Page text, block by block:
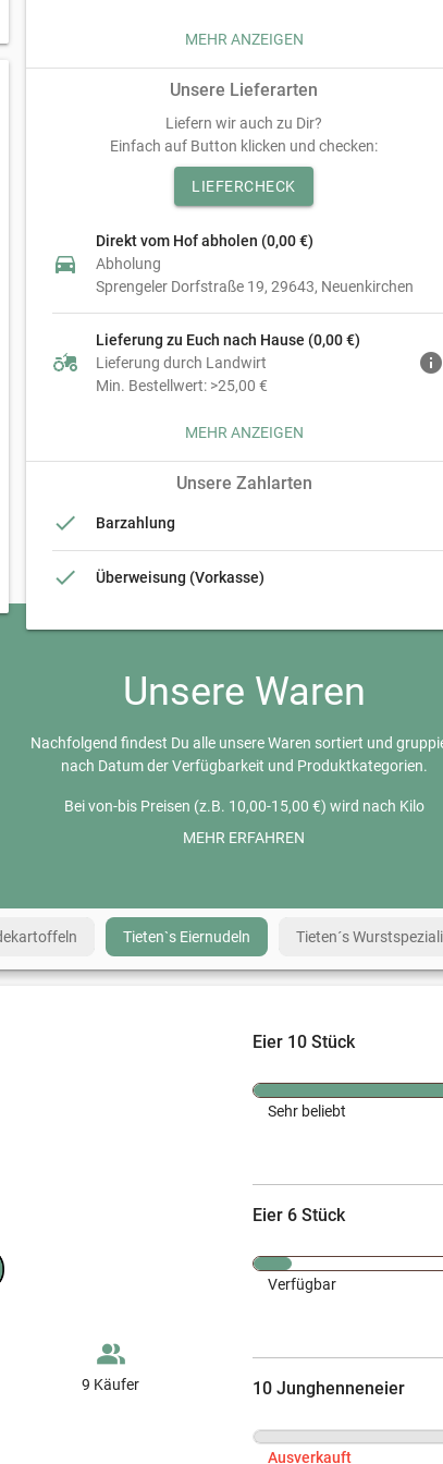
2. Wir beliefern euch bei einem Mindestbestellwert von
25€ in folgenden Postleitzahlen: 29643, 29640, 29614,
27374, 27386, 29649. Nach eurer Bestellung nehmen wir
Kontakt mit euch auf, um den Liefertermin abzustimmen.
3. Paketversand - Ab einen Bestellwert von 15€ bieten wir
euch die Möglichkeit unsere Produkte per Post zu
empfangen. Nach eurer Bestellung nehmen wir Kontakt
mit euch auf um die Bestellung und die Höhe der
MEHR ANZEIGEN
Unsere Lieferarten
Liefern wir auch zu Dir?
Einfach auf Button klicken und checken:
LIEFERCHECK
directions_car
Direkt vom Hof abholen (0,00 €)
Abholung
Sprengeler Dorfstraße 19 29643 Neuenkirchen
agriculture
Lieferung zu Euch nach Hause (0,00 €)
Lieferung durch Landwirt
Min. Bestellwert: >25,00 €
info
local_shipping
Paketversand bis 10kg (10,49 €)
Paketversand
Min. Bestellwert: >15,00 €
local_shipping
Min. Bestellwert: >15,00 €
Min. Bestellwert: >15,00 €
MEHR ANZEIGEN
Unsere Zahlarten
done Barzahlung
done Überweisung (Vorkasse)
Unsere Waren
Nachfolgend findest Du alle unsere Waren sortiert und
nach Datum der Verfügbarkeit und Produktkategorien.
Bei von-bis Preisen (z.B. 10,00-15,00 €) wird nach Kilo
abgerechnet und die tatsächliche Größe kann variieren, da es
Alle Preise inkl. MwSt., mehr Informationen zu den
Versandkosten im AbschnittLieferung & Zahlungauf dieser
MEHR ERFAHREN
Tieten`s Eiernudeln Tieten´s
people_alt
9 Käufer
Eier 10 Stück
Sehr beliebt
Eier 6 Stück
Verfügbar
10 Junghenneneier
Ausverkauft